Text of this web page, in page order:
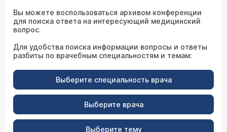
Вы можете воспользоваться архивом конференции
для поиска ответа на интересующий медицинский
вопрос.
Для удобства поиска информации вопросы и ответы
разбиты по врачебным специальностям и темам:
Выберите специальность врача
Выберите врача
Выберите тему